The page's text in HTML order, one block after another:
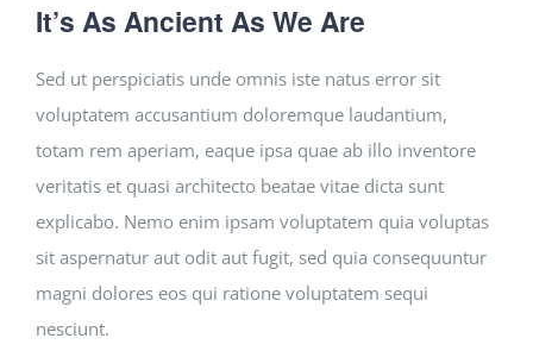
It’s As Ancient As We Are
Sed ut perspiciatis unde omnis iste natus error sit
voluptatem accusantium doloremque laudantium,
totam rem aperiam, eaque ipsa quae ab illo inventore
veritatis et quasi architecto beatae vitae dicta sunt
explicabo. Nemo enim ipsam voluptatem quia voluptas
sit aspernatur aut odit aut fugit, sed quia consequuntur
magni dolores eos qui ratione voluptatem sequi
nesciunt.